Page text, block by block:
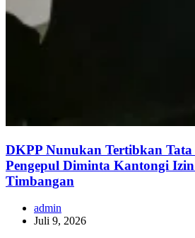
DKPP Nunukan Tertibkan Tata
Pengepul Diminta Kantongi
Timbangan
admin
Juli 9, 2026